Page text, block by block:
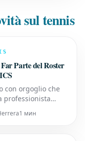
sul tennis
Parte del Roster
con orgoglio che
professionista
stelle emergenti
mondiale, è
1 мин